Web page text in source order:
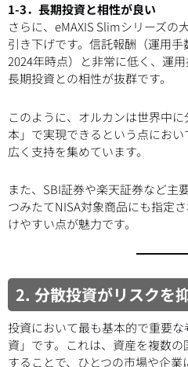
1-3．長期投資と相性が良い
さらに、eMAXIS Slimシリーズの
引き下げです。信託報酬（運用手
2024年時点）と非常に低く、運
長期投資との相性が抜群です。
このように、オルカンは世界中
本」で実現できるという点にお
広く支持を集めています。
また、SBI証券や楽天証券など主
つみたてNISA対象商品にも指定
けやすい点が魅力です。
2. 分散投資がリスクを
投資において最も基本的で重要
資」です。これは、資産を複数
することで、ひとつの市場や企